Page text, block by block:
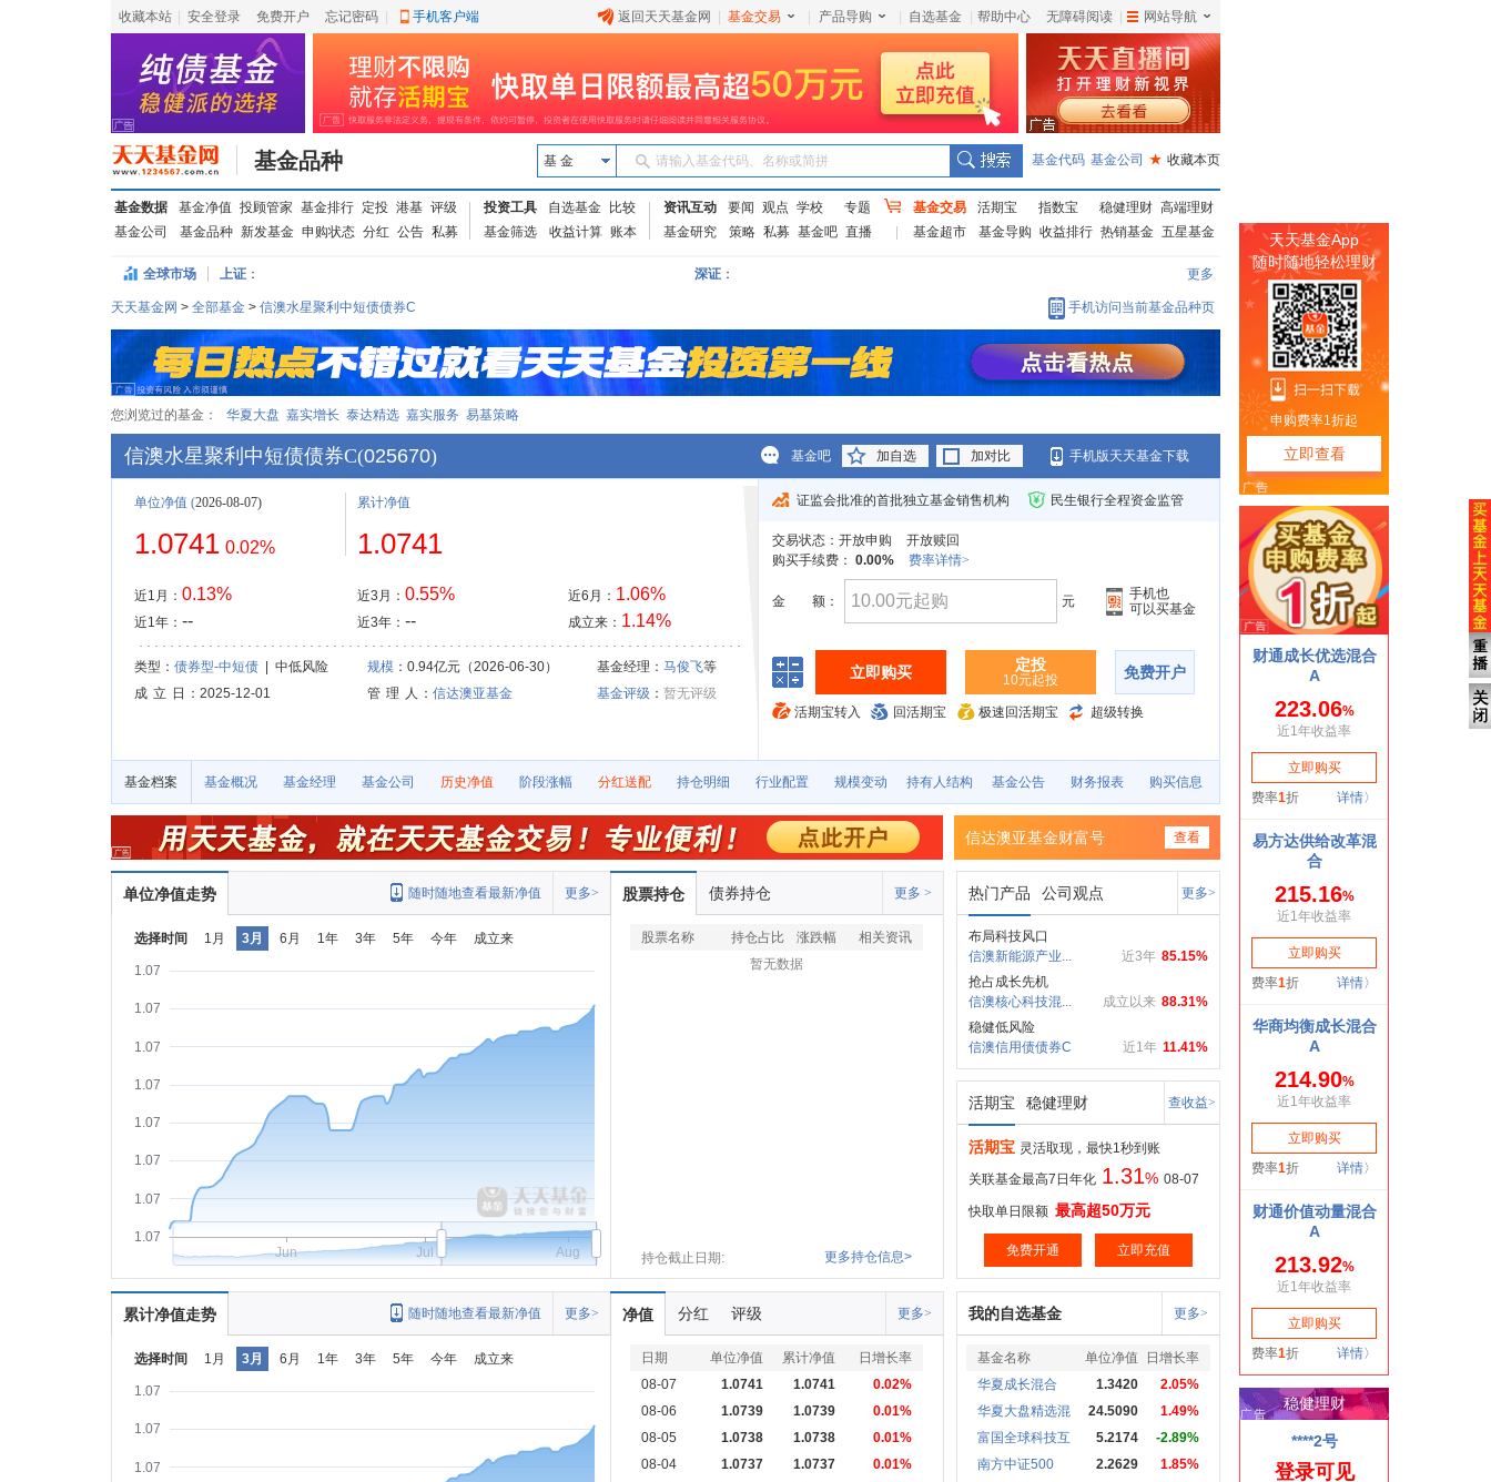
收藏本站 安全登录 免费开户 忘记密码 手机客户端 返回天天基金网 基金交易 产品导购 自选基金 帮助中心 无障碍阅读 网站导航
基金品种 基 金 请输入基金代码、名称或简拼 基金代码 基金公司 ★ 收藏本页
基金数据 基金净值 投顾管家 基金排行 定投 港基 评级
基金公司
基金品种 新发基金 申购状态 分红 公告 私募
投资工具 自选基金
比较
基金筛选
收益计算 账本
资讯互动 要闻 观点 学校
专题
基金研究
策略 私募 基金吧 直播
基金交易 活期宝 指数宝 稳健理财 高端理财
基金超市
基金导购 收益排行 热销基金 五星基金
全球市场 上证： 深证： 更多
天天基金网 > 全部基金 > 信澳水星聚利中短债债券C 手机访问当前基金品种页
您浏览过的基金： 华夏大盘 嘉实增长 泰达精选 嘉实服务 易基策略
信澳水星聚利中短债债券C(025670) 基金吧 加自选 加对比 手机版天天基金下载
单位净值 (2026-08-07)
1.0741 0.02%
近1月： 0.13%
近1年： --
累计净值
1.0741
近3月： 0.55%
近3年： --
近6月： 1.06%
成立来： 1.14%
类型： 债券型-中短债| 中低风险 规模：0.94亿元（2026-06-30） 基金经理： 马俊飞等
成 立 日
：2025-12-01 管 理 人 ： 信达澳亚基金 基金评级 ： 暂无评级
证监会批准的首批独立基金销售机构 民生银行全程资金监管
交易状态： 开放申购
开放赎回
购买手续费： 0.00% 费率详情>
金 额： 元
手机也
可以买基金
立即购买 定投
10元起投 免费开户
活期宝转入 回活期宝 极速回活期宝 超级转换
基金档案 基金概况 基金经理 基金公司 历史净值 阶段涨幅 分红送配 持仓明细 行业配置 规模变动 持有人结构 基金公告 财务报表 购买信息
信达澳亚基金财富号 查看
单位净值走势 更多>
随时随地查看最新净值
选择时间 1月 3月 6月 1年 3年 5年 今年 成立来
1.07
1.07
1.07
1.07
1.07
1.07
1.07
1.07
Jun Jul Aug
股票持仓 债券持仓 更多 >
股票名称 持仓占比 涨跌幅
相关资讯
暂无数据
持仓截止日期: 更多持仓信息>
热门产品 公司观点 更多>
布局科技风口
85.15%
近3年
信澳新能源产业...
抢占成长先机
88.31%
成立以来
信澳核心科技混...
稳健低风险
11.41%
近1年
信澳信用债债券C
活期宝 稳健理财 查收益>
活期宝 灵活取现，最快1秒到账
关联基金最高7日年化 1.31% 08-07
快取单日限额 最高超50万元
免费开通 立即充值
累计净值走势 更多>
随时随地查看最新净值
选择时间 1月 3月 6月 1年 3年 5年 今年 成立来
1.07
1.07
1.07
净值 分红 评级 更多>
日期 单位净值 累计净值
日增长率
08-07
1.0741 1.0741
0.02%
08-06
1.0739 1.0739
0.01%
08-05
1.0738 1.0738
0.01%
08-04
1.0737 1.0737
0.01%
我的自选基金 更多>
基金名称 单位净值
日增长率
华夏成长混合
1.3420
2.05%
华夏大盘精选混
24.5090
1.49%
富国全球科技互
5.2174
-2.89%
南方中证500
2.2629
1.85%